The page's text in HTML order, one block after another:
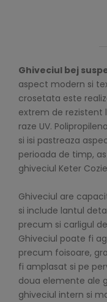
Ghiveciul bej
aspect modern si
crosetata este
extrem de rezistent
raze UV.
si isi pastreaza
perioada de timp,
ghiveciul Keter
Ghiveciul are
si include lantul
precum si carligul
Ghiveciul poate fi
precum foisoare,
fi amplasat si pe
doua elemente ale
ghiveciul intern si